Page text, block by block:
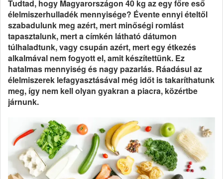
Tudtad, hogy Magyarországon 40 kg az egy főre eső
élelmiszerhulladék mennyisége? Évente ennyi ételtől
szabadulunk meg azért, mert minőségi romlást
tapasztalunk, mert a címkén látható dátumon
túlhaladtunk, vagy csupán azért, mert egy étkezés
alkalmával nem fogyott el, amit készítettünk. Ez
hatalmas mennyiség és nagy pazarlás. Ráadásul az
élelmiszerek lefagyasztásával még időt is takaríthatunk
meg, így nem kell olyan gyakran a piacra, közértbe
járnunk.